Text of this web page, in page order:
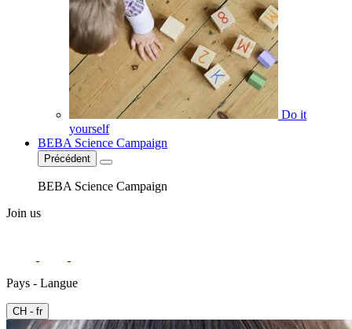
Do it
yourself
BEBA Science Campaign
Précédent
BEBA Science Campaign
Join us
Pays - Langue
CH - fr